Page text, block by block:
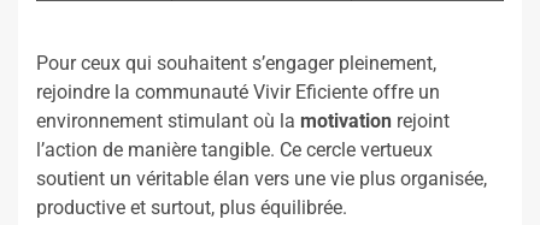
Pour ceux qui souhaitent s’engager pleinement,
rejoindre la communauté Vivir Eficiente offre un
environnement stimulant où la motivation rejoint
l’action de manière tangible. Ce cercle vertueux
soutient un véritable élan vers une vie plus organisée,
productive et surtout, plus équilibrée.